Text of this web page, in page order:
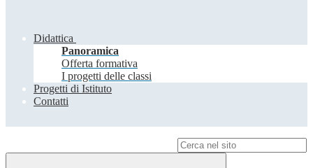
Didattica
Panoramica
Offerta formativa
I progetti delle classi
Progetti di Istituto
Contatti